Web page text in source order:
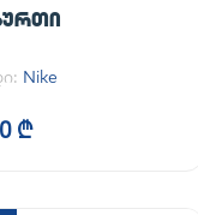
Nike
₾